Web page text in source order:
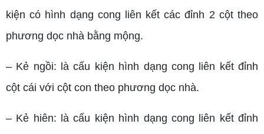
kiện có hình dạng cong liên kết các đỉnh 2 cột theo
phương dọc nhà bằng mộng.
– Kẻ ngồi: là cấu kiện hình dạng cong liên kết đỉnh
cột cái với cột con theo phương dọc nhà.
– Kẻ hiên: là cấu kiện hình dạng cong liên kết đỉnh